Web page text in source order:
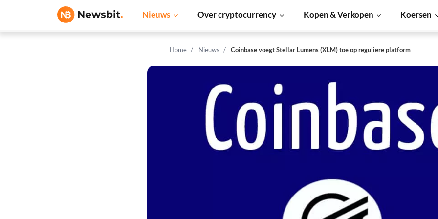
Nieuws Over cryptocurrency Kopen & Verkopen Koersen
Home Nieuws Coinbase voegt Stellar Lumens (XLM) toe op reguliere platform